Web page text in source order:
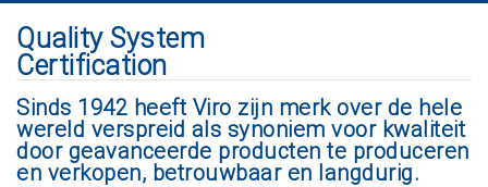
Quality System
Certification
Sinds 1942 heeft Viro zijn merk over de hele
wereld verspreid als synoniem voor kwaliteit
door geavanceerde producten te produceren
en verkopen, betrouwbaar en langdurig.